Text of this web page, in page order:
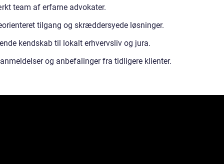
team af erfarne advokater.
tilgang og skræddersyede løsninger.
kendskab til lokalt erhvervsliv og jura.
og anbefalinger fra tidligere klienter.